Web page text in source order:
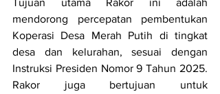
mendorong percepatan pembentukan
Koperasi Desa Merah Putih di tingkat
desa dan kelurahan, sesuai dengan
Instruksi Presiden Nomor 9 Tahun 2025.
Rakor juga bertujuan untuk